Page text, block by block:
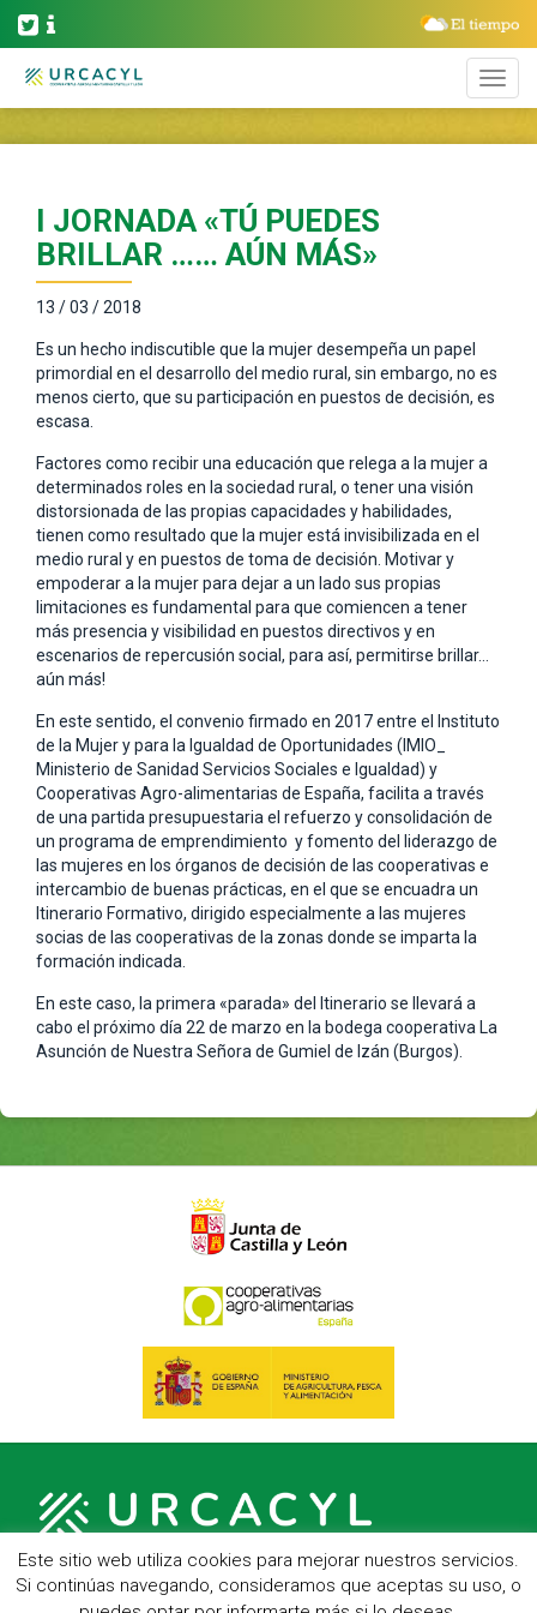
I JORNADA «TÚ PUEDES
BRILLAR …… AÚN MÁS»
13 / 03 / 2018
Es un hecho indiscutible que la mujer desempeña un papel
primordial en el desarrollo del medio rural, sin embargo, no es
menos cierto, que su participación en puestos de decisión, es
escasa.
Factores como recibir una educación que relega a la mujer a
determinados roles en la sociedad rural, o tener una visión
distorsionada de las propias capacidades y habilidades,
tienen como resultado que la mujer está invisibilizada en el
medio rural y en puestos de toma de decisión. Motivar y
empoderar a la mujer para dejar a un lado sus propias
limitaciones es fundamental para que comiencen a tener
más presencia y visibilidad en puestos directivos y en
escenarios de repercusión social, para así, permitirse brillar…
aún más!
En este sentido, el convenio firmado en 2017 entre el Instituto
de la Mujer y para la Igualdad de Oportunidades (IMIO_
Ministerio de Sanidad Servicios Sociales e Igualdad) y
Cooperativas Agro-alimentarias de España, facilita a través
de una partida presupuestaria el refuerzo y consolidación de
un programa de emprendimiento y fomento del liderazgo de
las mujeres en los órganos de decisión de las cooperativas e
intercambio de buenas prácticas, en el que se encuadra un
Itinerario Formativo, dirigido especialmente a las mujeres
socias de las cooperativas de la zonas donde se imparta la
formación indicada.
En este caso, la primera «parada» del Itinerario se llevará a
cabo el próximo día 22 de marzo en la bodega cooperativa La
Asunción de Nuestra Señora de Gumiel de Izán (Burgos).
Este sitio web utiliza cookies para mejorar nuestros servicios.
Si continúas navegando, consideramos que aceptas su uso, o